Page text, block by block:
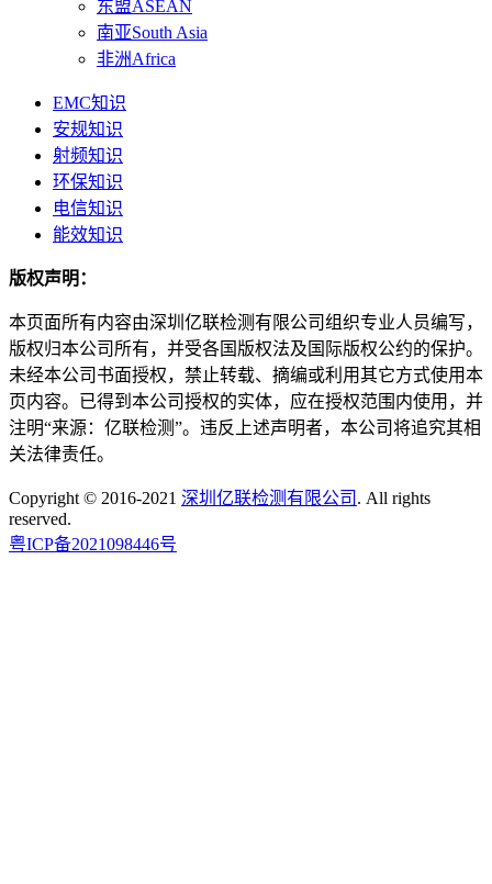
东盟ASEAN
南亚South Asia
非洲Africa
EMC知识
安规知识
射频知识
环保知识
电信知识
能效知识
版权声明：
本页面所有内容由深圳亿联检测有限公司组织专业人员编写，
版权归本公司所有，并受各国版权法及国际版权公约的保护。
未经本公司书面授权，禁止转载、摘编或利用其它方式使用本
页内容。已得到本公司授权的实体，应在授权范围内使用，并
注明“来源：亿联检测”。违反上述声明者，本公司将追究其相
关法律责任。
Copyright © 2016-2021 深圳亿联检测有限公司 . All rights
reserved.
粤ICP备2021098446号